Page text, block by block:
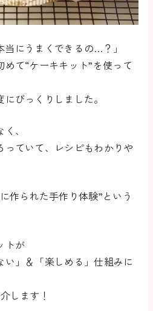
当にうまくできるの…？」
て“ケーキキット”を使って
びっくりしました。
、
っていて、レシピもわかりや
作られた手作り体験”という
トが
い」＆「楽しめる」仕組みに
します！